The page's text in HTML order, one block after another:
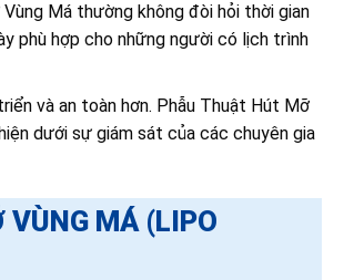
Má thường không đòi hỏi thời gian
phù hợp cho những người có lịch trình
và an toàn hơn. Phẫu Thuật Hút Mỡ
dưới sự giám sát của các chuyên gia
VÙNG MÁ (LIPO